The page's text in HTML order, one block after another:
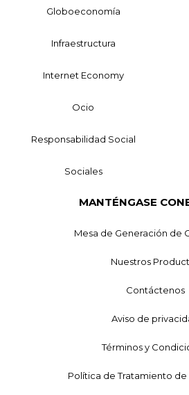
Globoeconomía
Infraestructura
Internet Economy
Ocio
Responsabilidad Social
Sociales
MANTÉNGASE
Mesa de Generación de
Nuestros
Contáctenos
Aviso de
Términos y
Política de Tratamiento